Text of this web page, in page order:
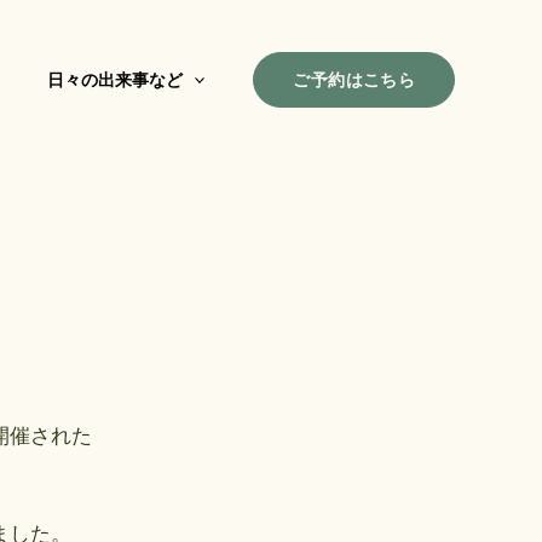
日々の出来事など ご予約はこちら
催された
た。